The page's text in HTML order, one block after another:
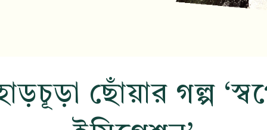
ছোঁয়ার গল্প